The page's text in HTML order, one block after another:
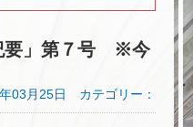
要」第７号 ※今
03月25日 カテゴリー：